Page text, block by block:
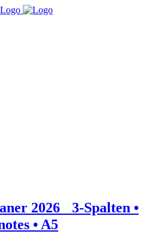
2026 3-Spalten •
• A5